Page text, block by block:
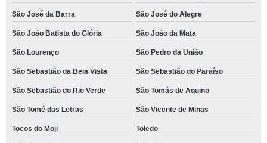
São José da Barra São José do Alegre
São João Batista do Glória São João da Mata
São Lourenço São Pedro da União
São Sebastião da Bela Vista São Sebastião do Paraíso
São Sebastião do Rio Verde São Tomás de Aquino
São Tomé das Letras São Vicente de Minas
Tocos do Moji Toledo